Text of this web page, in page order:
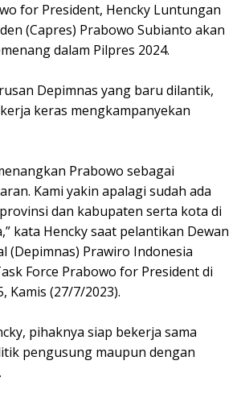
for President, Hencky Luntungan
(Capres) Prabowo Subianto akan
dalam Pilpres 2024.
Depimnas yang baru dilantik,
keras mengkampanyekan
Prabowo sebagai
Kami yakin apalagi sudah ada
dan kabupaten serta kota di
kata Hencky saat pelantikan Dewan
(Depimnas) Prawiro Indonesia
Force Prabowo for President di
Kamis (27/7/2023).
pihaknya siap bekerja sama
pengusung maupun dengan